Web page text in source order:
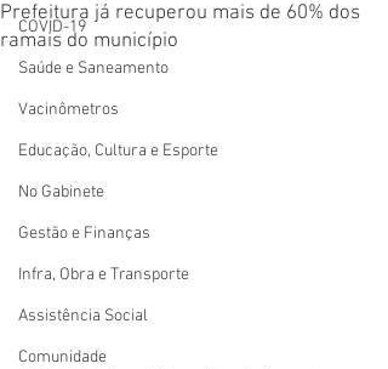
COVID-19
Saúde e Saneamento
Vacinômetros
Educação, Cultura e Esporte
No Gabinete
Gestão e Finanças
Infra, Obra e Transporte
Assistência Social
Comunidade
Prefeitura já recuperou mais de 60% dos
ramais do município